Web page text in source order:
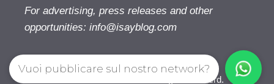
For advertising, press releases and other
opportunities: info@isayblog.com
Finanzalive.com © 2026. All right reserverd.
Vuoi pubblicare sul nostro network?